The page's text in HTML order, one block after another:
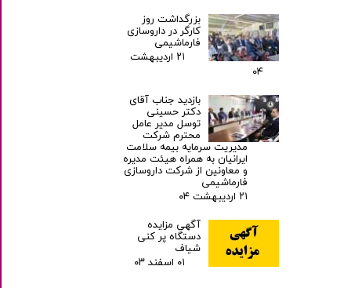
بزرگداشت روز
کارگر در داروسازی
فارماشیمی
۲۱ اردیبهشت
۰۴
بازدید جناب آقای
دکتر حسینی
توسل مدیر عامل
محترم شرکت
مدیریت سرمایه بیمه سلامت
ایرانیان به همراه هیئت مدیره
و معاونین از شرکت داروسازی
فارماشیمی
۲۱ اردیبهشت ۰۴
آگهی مزایده
دستگاه پر کنی
شیاف
۰۱ اسفند ۰۳